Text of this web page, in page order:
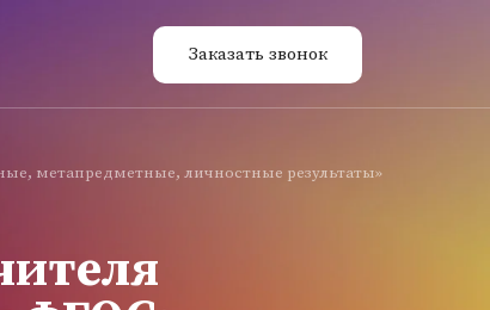
Заказать звонок
метапредметные, личностные результаты»